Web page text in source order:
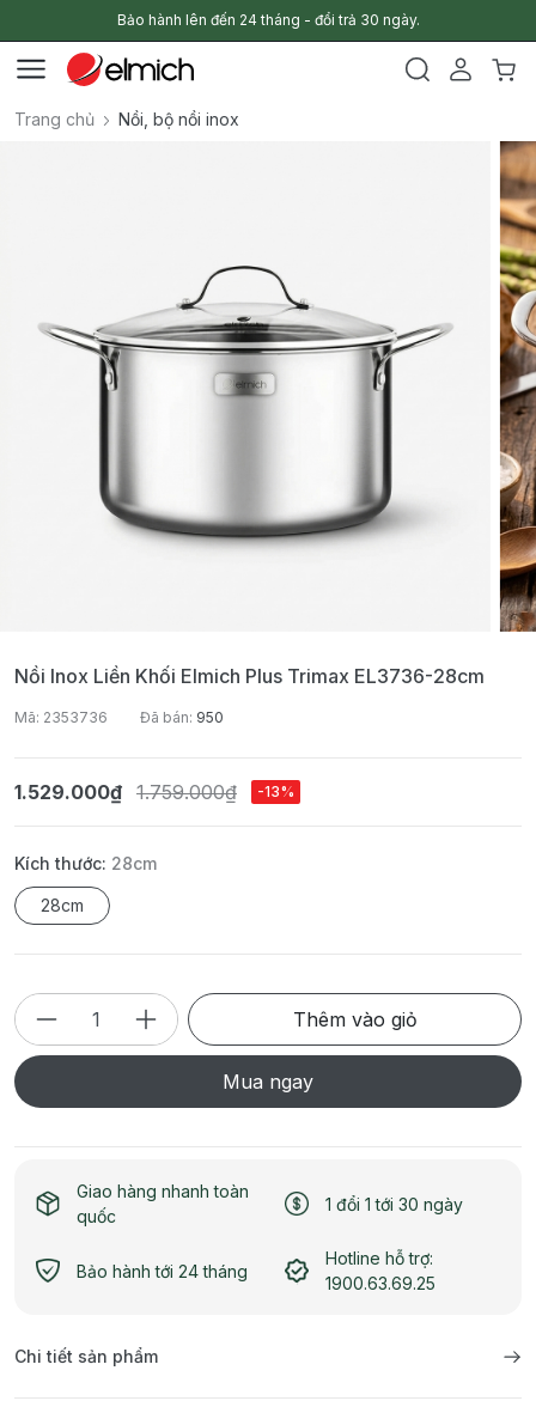
Bảo hành lên đến 24 tháng - đổi trả 30 ngày.
Trang chủ Nồi, bộ nồi inox
Nồi Inox Liền Khối Elmich Plus Trimax EL3736-28cm
Mã: 2353736 Đã bán: 950
1.529.000₫ 1.759.000₫ -13%
Kích thước: 28cm
28cm
Thêm vào giỏ
Mua ngay
Giao hàng nhanh toàn
quốc
1 đổi 1 tới 30 ngày
Bảo hành tới 24 tháng
Hotline hỗ trợ:
1900.63.69.25
Chi tiết sản phẩm